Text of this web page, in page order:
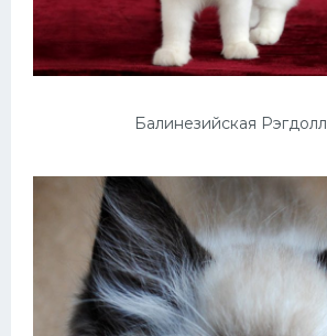
Балинезийская Рэгдолл